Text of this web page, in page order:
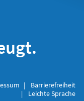
Barrierefreiheit
Leichte Sprache